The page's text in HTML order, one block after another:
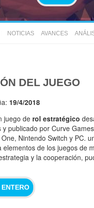
NOTICIAS AVANCES
DEL JUEGO
19/4/2018
juego de rol estratégico
publicado por Curve
Nintendo Switch y PC.
elementos de los juegos de
y la cooperación,